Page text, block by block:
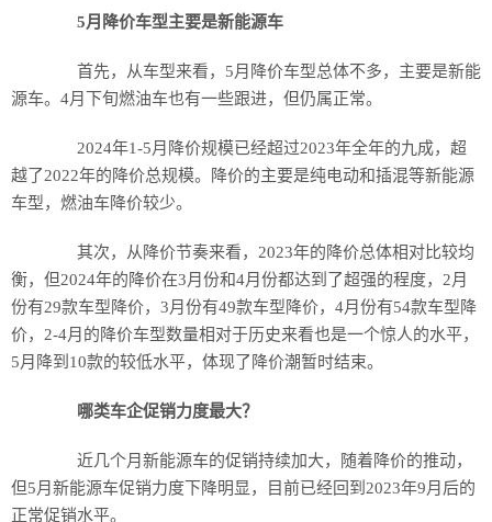
5月降价车型主要是新能源车
首先，从车型来看，5月降价车型总体不多，主要是新能
源车。4月下旬燃油车也有一些跟进，但仍属正常。
2024年1-5月降价规模已经超过2023年全年的九成，超
越了2022年的降价总规模。降价的主要是纯电动和插混等新能源
车型，燃油车降价较少。
其次，从降价节奏来看，2023年的降价总体相对比较均
衡，但2024年的降价在3月份和4月份都达到了超强的程度，2月
份有29款车型降价，3月份有49款车型降价，4月份有54款车型降
价，2-4月的降价车型数量相对于历史来看也是一个惊人的水平，
5月降到10款的较低水平，体现了降价潮暂时结束。
哪类车企促销力度最大？
近几个月新能源车的促销持续加大，随着降价的推动，
但5月新能源车促销力度下降明显，目前已经回到2023年9月后的
正常促销水平。